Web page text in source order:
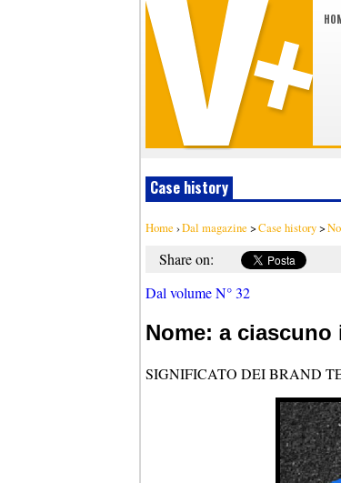
Case history
Home ›Dal magazine >Case history>
Share on:
Dal volume N° 32
Nome: a ciascuno
SIGNIFICATO DEI BRAND